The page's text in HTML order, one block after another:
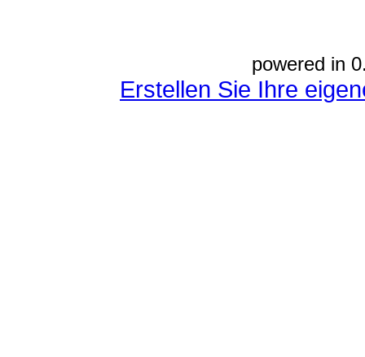
powered in
Erstellen Sie Ihre